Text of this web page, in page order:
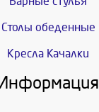
Столы обеденные
Кресла Качалки
Информация